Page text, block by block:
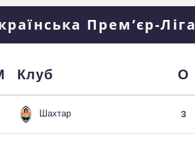
Прем’єр-Ліга
Клуб О
Шахтар 3